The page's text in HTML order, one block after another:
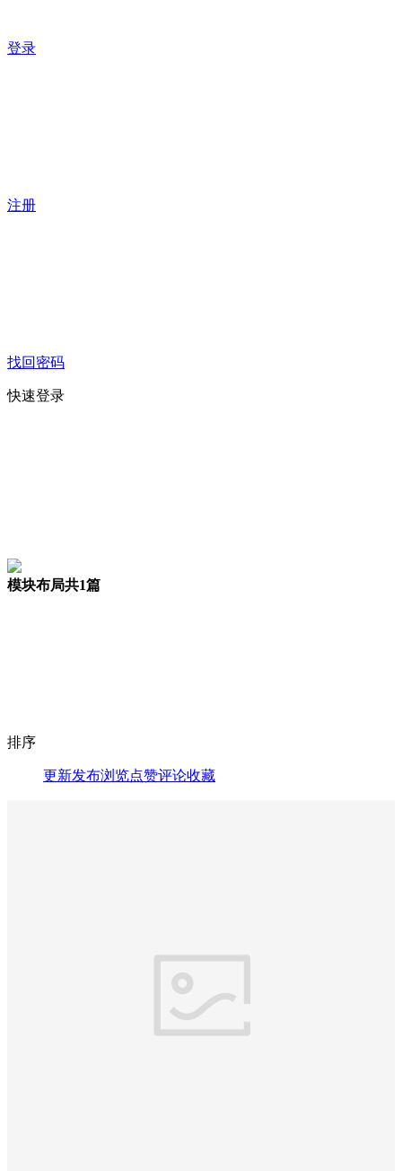
登录
注册
找回密码
快速登录
模块布局共1篇
排序
更新发布浏览点赞评论收藏